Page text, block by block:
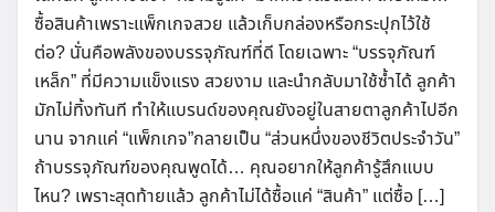
ซื้อสินค้าเพราะแพ็กเกจสวย แล้วเก็บกล่องหรือกระปุกไว้ใช้
ต่อ? นั่นคือพลังของบรรจุภัณฑ์ที่ดี โดยเฉพาะ “บรรจุภัณฑ์
เหล็ก” ที่มีความแข็งแรง สวยงาม และนำกลับมาใช้ซ้ำได้ ลูกค้า
มักไม่ทิ้งทันที ทำให้แบรนด์ของคุณยังอยู่ในสายตาลูกค้าไปอีก
นาน จากแค่ “แพ็กเกจ”กลายเป็น “ส่วนหนึ่งของชีวิตประจำวัน”
ถ้าบรรจุภัณฑ์ของคุณพูดได้… คุณอยากให้ลูกค้ารู้สึกแบบ
ไหน? เพราะสุดท้ายแล้ว ลูกค้าไม่ได้ซื้อแค่ “สินค้า” แต่ซื้อ […]